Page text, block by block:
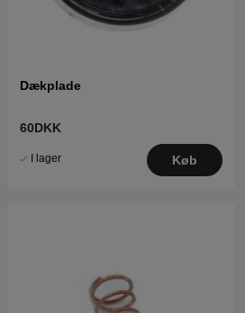
Dækplade
60DKK
I lager Køb